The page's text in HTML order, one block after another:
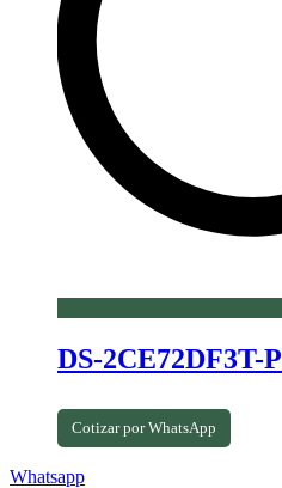
DS-2CE72DF3T-
Cotizar por WhatsApp
Whatsapp